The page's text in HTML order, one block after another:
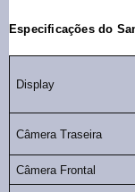
Especificações do
Display
Câmera Traseira
Câmera Frontal